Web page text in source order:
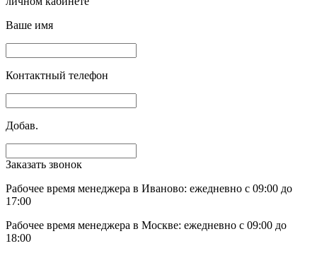
Ваше имя
Контактный телефон
Добав.
Заказать звонок
Рабочее время менеджера в Иваново: ежедневно с 09:00 до
17:00
Рабочее время менеджера в Москве: ежедневно с 09:00 до
18:00